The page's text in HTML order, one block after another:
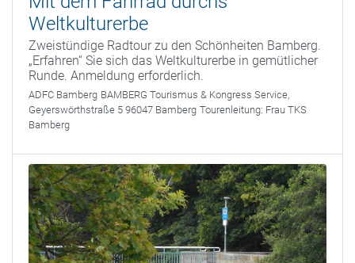
Weltkulturerbe
Zweistündige Radtour zu den Schönheiten Bamberg.
„Erfahren“ Sie sich das Weltkulturerbe in gemütlicher
Runde. Anmeldung erforderlich.
ADFC Bamberg BAMBERG Tourismus & Kongress Service,
Geyerswörthstraße 5 96047 Bamberg Tourenleitung: Frau TKS
Bamberg